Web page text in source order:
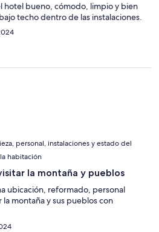
hotel bueno, cómodo, limpio y bien
techo dentro de las instalaciones.
personal, instalaciones y estado del
habitación
la montaña y pueblos
ubicación, reformado, personal
montaña y sus pueblos con